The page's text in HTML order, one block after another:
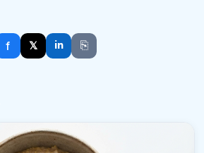
f 𝕏 in ⎘